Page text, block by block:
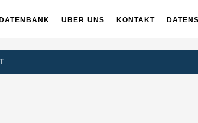
DATENBANK ÜBER UNS KONTAKT